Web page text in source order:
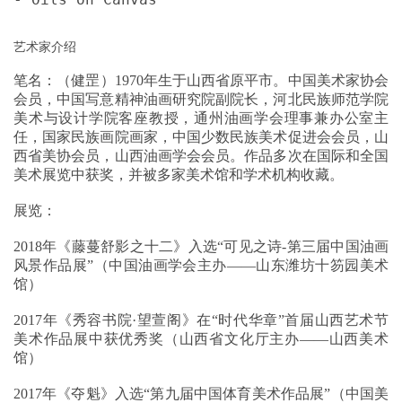
笔名：（健罡）1970年生于山西省原平市。中国美术家协会
会员，中国写意精神油画研究院副院长，河北民族师范学院
美术与设计学院客座教授，通州油画学会理事兼办公室主
任，国家民族画院画家，中国少数民族美术促进会会员，山
西省美协会员，山西油画学会会员。作品多次在国际和全国
美术展览中获奖，并被多家美术馆和学术机构收藏。
展览：
2018年《藤蔓舒影之十二》入选“可见之诗-第三届中国油画
风景作品展”（中国油画学会主办——山东潍坊十笏园美术
馆）
2017年《秀容书院·望萱阁》在“时代华章”首届山西艺术节
美术作品展中获优秀奖（山西省文化厅主办——山西美术
馆）
2017年《夺魁》入选“第九届中国体育美术作品展”（中国美